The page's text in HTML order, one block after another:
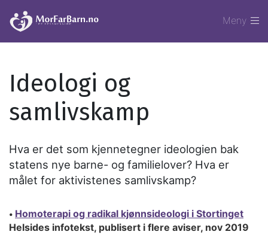
Meny
Ideologi og
samlivskamp
Hva er det som kjennetegner ideologien bak
statens nye barne- og familielover? Hva er
målet for aktivistenes samlivskamp?
• Homoterapi og radikal kjønnsideologi i Stortinget
Helsides infotekst, publisert i flere aviser, nov 2019